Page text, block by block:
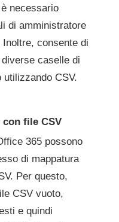
necessario
di amministratore
consente di
caselle di
utilizzando CSV.
file CSV
365 possono
di mappatura
Per questo,
CSV vuoto,
e quindi